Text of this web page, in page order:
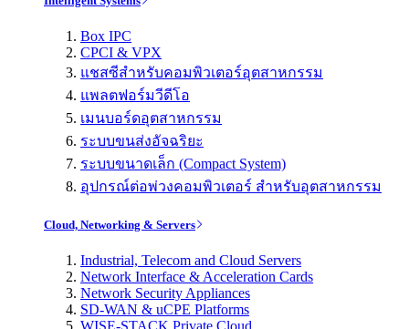
Box IPC
CPCI & VPX
แชสซีสำหรับคอมพิวเตอร์อุตสาหกรรม
แพลตฟอร์มวีดีโอ
เมนบอร์ดอุตสาหกรรม
ระบบขนส่งอัจฉริยะ
ระบบขนาดเล็ก (Compact System)
อุปกรณ์ต่อพ่วงคอมพิวเตอร์ สำหรับอุตสาหกรรม
Cloud, Networking & Servers
Industrial, Telecom and Cloud Servers
Network Interface & Acceleration Cards
Network Security Appliances
SD-WAN & uCPE Platforms
WISE-STACK Private Cloud